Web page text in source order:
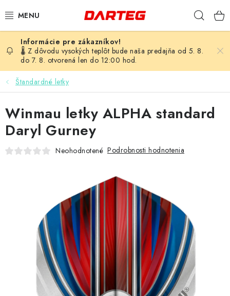
na
ŠÍPKY
TERČE
LETKY
NÁSADKY
PRÍSLUŠENSTVO
OBLEČENIE
🌡️ Z dôvodu vysokých teplôt bude naša predajňa od 5. 8.
do 7. 8. otvorená len do 12:00 hod.
Štandardné letky
Winmau letky ALPHA standard
Daryl Gurney
Neohodnotené Podrobnosti hodnotenia